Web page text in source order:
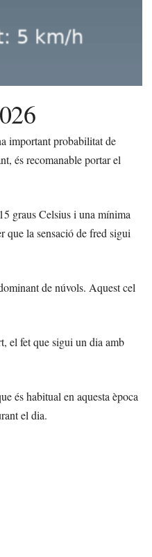
important probabilitat de
és recomanable portar el
graus Celsius i una mínima
que la sensació de fred sigui
de núvols. Aquest cel
el fet que sigui un dia amb
és habitual en aquesta època
el dia.